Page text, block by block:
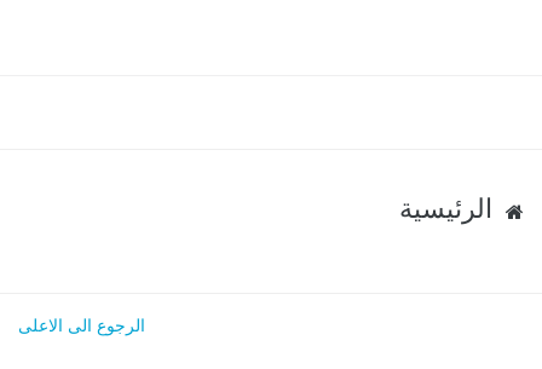
الرئيسية
الرجوع الى الاعلى